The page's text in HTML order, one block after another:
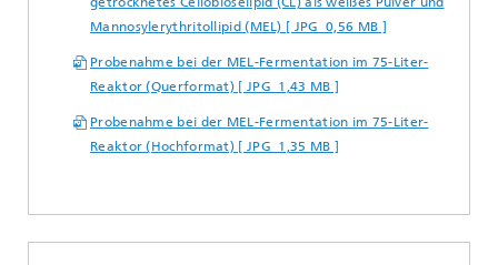
Mannosylerythritollipid (MEL) [ JPG 0,56 MB ]
Probenahme bei der MEL-Fermentation im 75-Liter-
Reaktor (Querformat) [ JPG 1,43 MB ]
Probenahme bei der MEL-Fermentation im 75-Liter-
Reaktor (Hochformat) [ JPG 1,35 MB ]